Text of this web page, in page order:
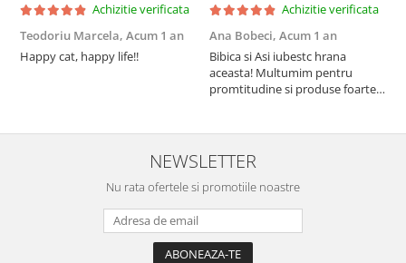
Achizitie verificata
Teodoriu Marcela, Acum 1 an
Happy cat, happy life!!
Achizitie verificata
Ana Bobeci, Acum 1 an
Bibica si Asi iubestc hrana
aceasta! Multumim pentru
promtitudine si produse foarte
NEWSLETTER
Nu rata ofertele si promotiile noastre